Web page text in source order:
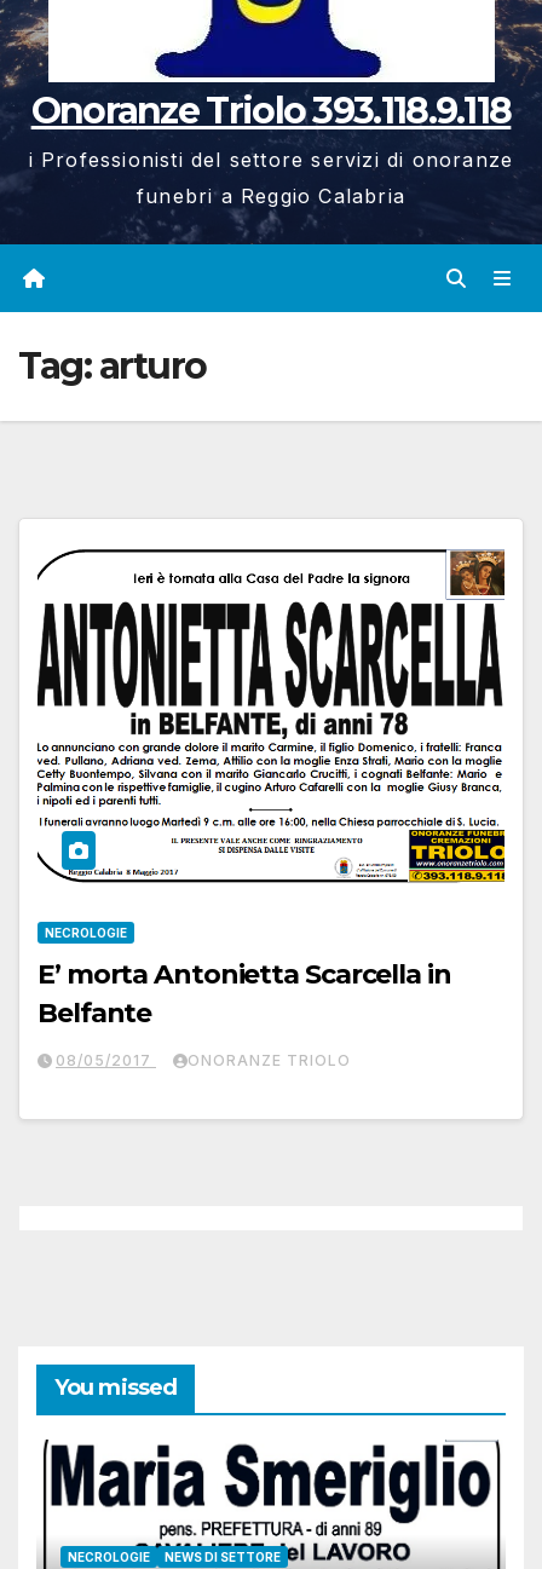
Onoranze Triolo 393.118.9.118
i Professionisti del settore servizi di onoranze
funebri a Reggio Calabria
Tag:arturo
NECROLOGIE
E’ morta Antonietta Scarcella in
Belfante
08/05/2017 ONORANZE TRIOLO
You missed
NECROLOGIE NEWS DI SETTORE